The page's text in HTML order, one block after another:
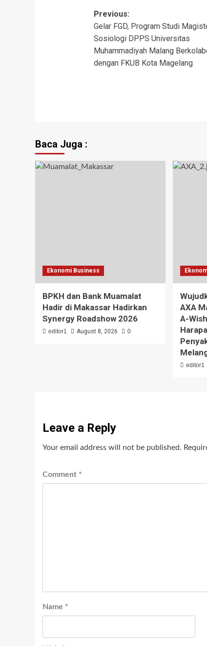
Post
navigation
Previous:
Gelar FGD, Program Studi
Sosiologi DPPS Universitas
Muhammadiyah Malang
dengan FKUB Kota Magelang
Baca Juga :
Ekonomi Business
BPKH dan Bank Muamalat
Hadir di Makassar Hadirkan
Synergy Roadshow 2026
editor1 August 8, 2026 0
AXA
A-
editor1
Leave a Reply
Your email address will not be published.
Comment *
Name *